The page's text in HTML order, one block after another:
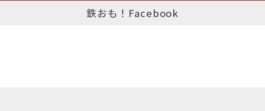
鉄おも！Facebook